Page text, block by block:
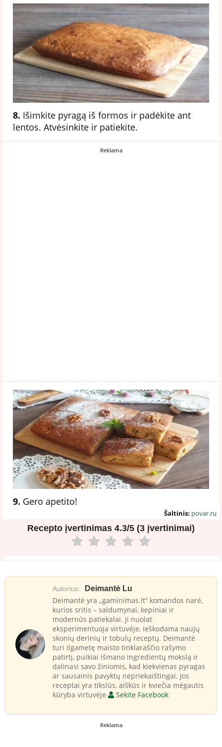
8. Išimkite pyragą iš formos ir padėkite ant
lentos. Atvėsinkite ir patiekite.
Reklama
9. Gero apetito!
Šaltinis: povar.ru
Recepto įvertinimas 4.3/5 (3 įvertinimai)
Autorius: Deimantė Lu
Deimantė yra „gaminimas.lt“ komandos narė,
kurios sritis – saldumynai, kepiniai ir
modernūs patiekalai. Ji nuolat
eksperimentuoja virtuvėje, ieškodama naujų
skonių derinių ir tobulų receptų. Deimantė
turi ilgametę maisto tinklaraščio rašymo
patirtį, puikiai išmano ingredientų mokslą ir
dalinasi savo žiniomis, kad kiekvienas pyragas
ar sausainis pavyktų nepriekaištingai. Jos
receptai yra tikslūs, aiškūs ir kviečia mėgautis
kūryba virtuvėje
Sekite Facebook
Reklama